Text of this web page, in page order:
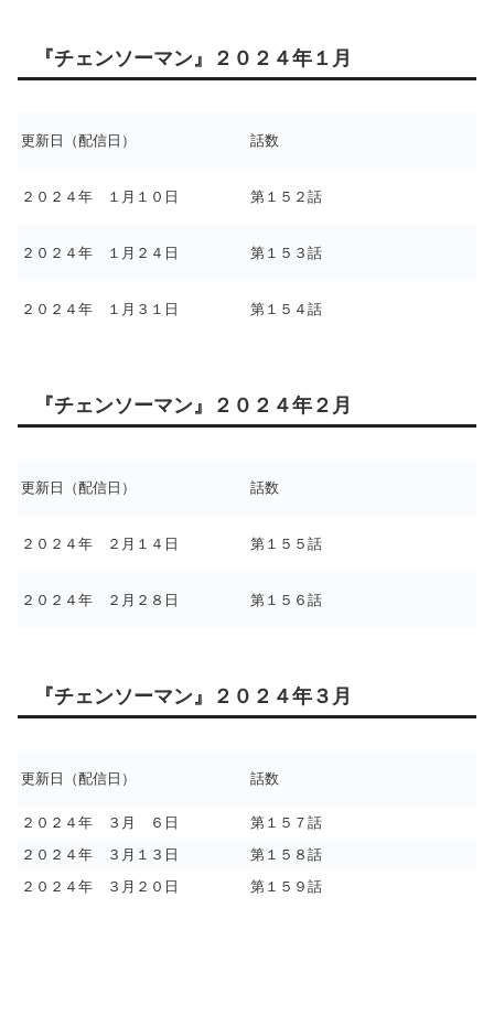
『チェンソーマン』２０２４年１月
更新日（配信日） 話数
２０２４年 １月１０日 第１５２話
２０２４年 １月２４日 第１５３話
２０２４年 １月３１日 第１５４話
『チェンソーマン』２０２４年２月
更新日（配信日） 話数
２０２４年 ２月１４日 第１５５話
２０２４年 ２月２８日 第１５６話
『チェンソーマン』２０２４年３月
更新日（配信日） 話数
２０２４年 ３月 ６日
第１５７話
２０２４年 ３月１３日
第１５８話
２０２４年 ３月２０日
第１５９話